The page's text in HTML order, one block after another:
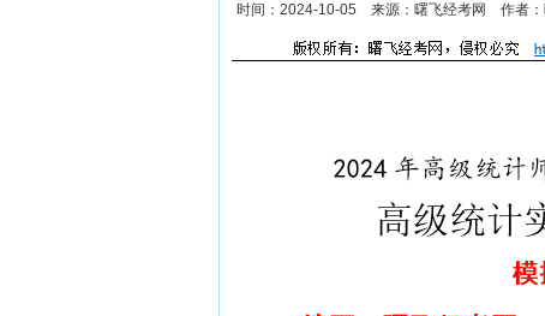
时间：2024-10-05 来源：曙飞经考网 作者：